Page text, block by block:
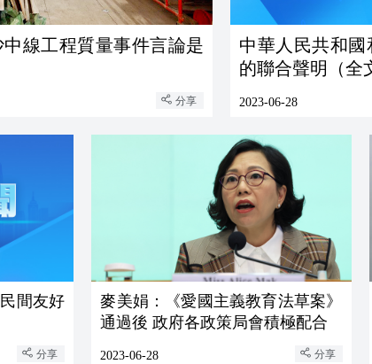
線工程質量事件言論是
分享
中華人民共和
的聯合聲明（全
2023-06-28
間友好
分享
麥美娟：《愛國主義教育法草案》
通過後 政府各政策局會積極配合
2023-06-28 分享